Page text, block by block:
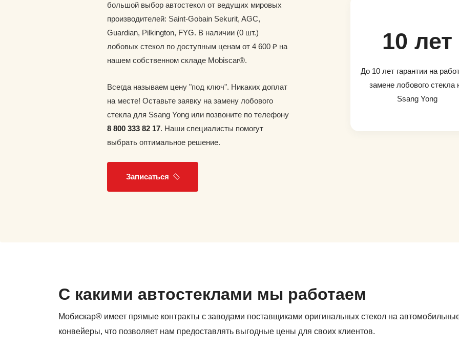
большой выбор автостекол от ведущих мировых
производителей: Saint-Gobain Sekurit, AGC,
Guardian, Pilkington, FYG. В наличии (0 шт.)
лобовых стекол по доступным ценам от 4 600 ₽ на
нашем собственном складе Mobiscar®.
Всегда называем цену "под ключ". Никаких доплат
на месте! Оставьте заявку на замену лобового
стекла для Ssang Yong или позвоните по телефону
8 800 333 82 17. Наши специалисты помогут
выбрать оптимальное решение.
Записаться
10 лет
До 10 лет гарантии на
замене лобового стекла
Ssang Yong
С какими автостеклами мы работаем
Мобискар® имеет прямые контракты с заводами поставщиками оригинальных стекол на
конвейеры, что позволяет нам предоставлять выгодные цены для своих клиентов.